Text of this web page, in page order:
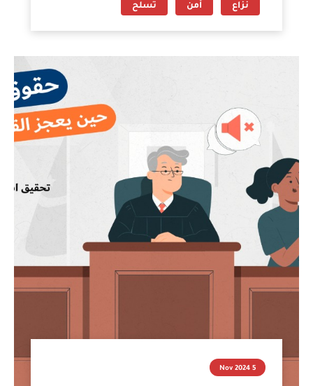
نزاع أمن تسلح
5 Nov 2024